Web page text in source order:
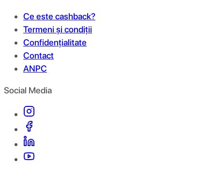
Ce este cashback?
Termeni și condiții
Confidențialitate
Contact
ANPC
Social Media